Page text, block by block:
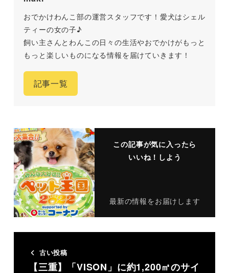
おでかけわんこ部の運営スタッフです！愛犬はシェル
ティーの女の子♪
飼い主さんとわんこの日々の生活やおでかけがもっと
もっと楽しいものになる情報を届けていきます！
記事一覧
この記事が気に入ったら
いいね！しよう
最新の情報をお届けします
古い投稿
【三重】「VISON」に約1,200㎡のサイ